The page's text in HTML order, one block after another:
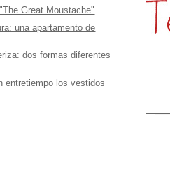
Great Moustache"
una apartamento de
dos formas diferentes
entretiempo los vestidos